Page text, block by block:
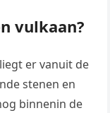
vulkaan?
er vanuit de
stenen en
binnenin de